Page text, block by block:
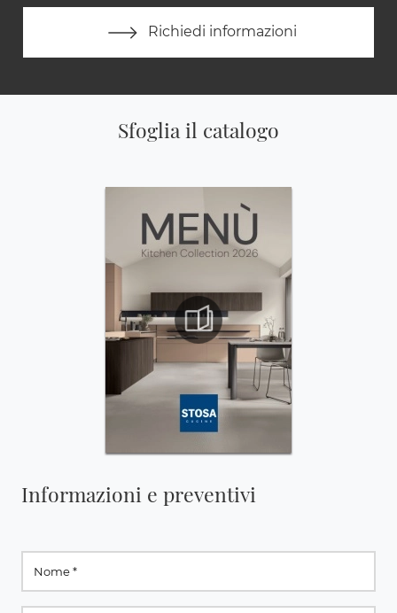
Richiedi informazioni
Sfoglia il catalogo
Informazioni e preventivi